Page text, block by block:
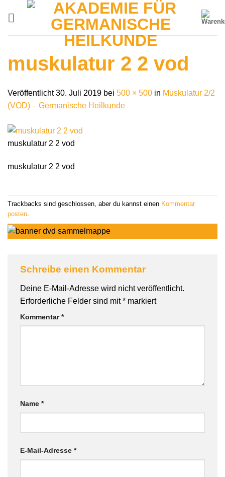
muskulatur 2 2 vod
Veröffentlicht30. Juli 2019 bei 500 × 500 in Muskulatur 2/2
(VOD) – Germanische Heilkunde
muskulatur 2 2 vod
muskulatur 2 2 vod
Trackbacks sind geschlossen, aber du kannst einen Kommentar
posten.
Schreibe einen Kommentar
Deine E-Mail-Adresse wird nicht veröffentlicht.
Erforderliche Felder sind mit* markiert
Kommentar*
Name *
E-Mail-Adresse *